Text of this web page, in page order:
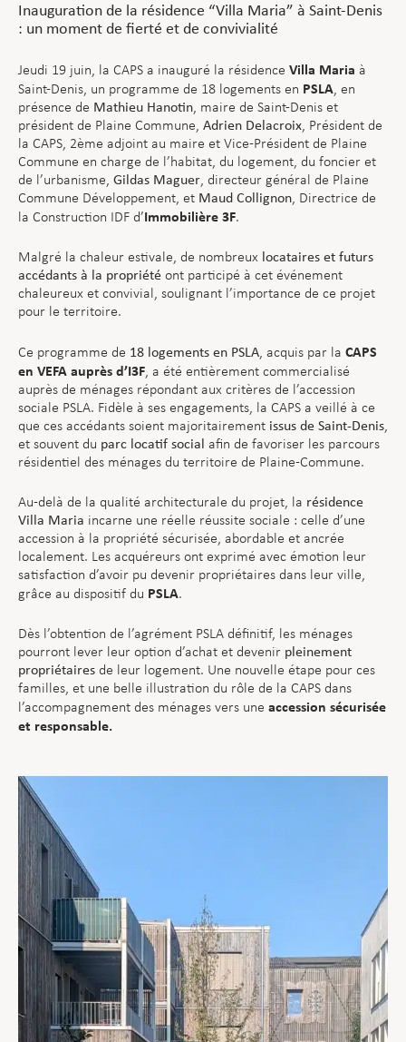
Inauguration de la résidence “Villa Maria” à Saint-Denis
: un moment de fierté et de convivialité
Jeudi 19 juin, la CAPS a inauguré la résidence Villa Maria à
Saint-Denis, un programme de 18 logements en PSLA, en
présence de Mathieu Hanotin, maire de Saint-Denis et
président de Plaine Commune, Adrien Delacroix, Président de
la CAPS, 2ème adjoint au maire et Vice-Président de Plaine
Commune en charge de l’habitat, du logement, du foncier et
de l’urbanisme, Gildas Maguer, directeur général de Plaine
Commune Développement, et Maud Collignon, Directrice de
la Construction IDF d’Immobilière 3F.
Malgré la chaleur estivale, de nombreux locataires et futurs
accédants à la propriété ont participé à cet événement
chaleureux et convivial, soulignant l’importance de ce projet
pour le territoire.
Ce programme de 18 logements en PSLA, acquis par la CAPS
en VEFA auprès d’I3F, a été entièrement commercialisé
auprès de ménages répondant aux critères de l’accession
sociale PSLA. Fidèle à ses engagements, la CAPS a veillé à ce
que ces accédants soient majoritairement issus de Saint-Denis,
et souvent du parc locatif social afin de favoriser les parcours
résidentiel des ménages du territoire de Plaine-Commune.
Au-delà de la qualité architecturale du projet, la résidence
Villa Maria incarne une réelle réussite sociale : celle d’une
accession à la propriété sécurisée, abordable et ancrée
localement. Les acquéreurs ont exprimé avec émotion leur
satisfaction d’avoir pu devenir propriétaires dans leur ville,
grâce au dispositif du PSLA.
Dès l’obtention de l’agrément PSLA définitif, les ménages
pourront lever leur option d’achat et devenir pleinement
propriétaires de leur logement. Une nouvelle étape pour ces
familles, et une belle illustration du rôle de la CAPS dans
l’accompagnement des ménages vers une accession sécurisée
et responsable.